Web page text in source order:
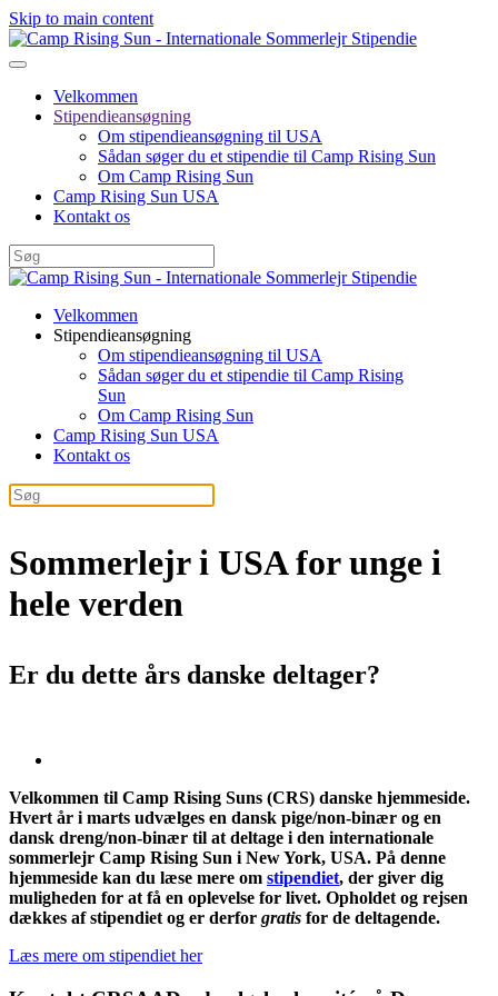
Skip to main content
Velkommen
Stipendieansøgning
Om stipendieansøgning til USA
Sådan søger du et stipendie til Camp Rising Sun
Om Camp Rising Sun
Camp Rising Sun USA
Kontakt os
Velkommen
Stipendieansøgning
Om stipendieansøgning til USA
Sådan søger du et stipendie til Camp Rising
Sun
Om Camp Rising Sun
Camp Rising Sun USA
Kontakt os
Sommerlejr i USA for unge i
hele verden
Er du dette års danske deltager?
Velkommen til Camp Rising Suns (CRS) danske hjemmeside.
Hvert år i marts udvælges en dansk pige/non-binær og en
dansk dreng/non-binær til at deltage i den internationale
sommerlejr Camp Rising Sun i New York, USA. På denne
hjemmeside kan du læse mere om stipendiet, der giver dig
muligheden for at få en oplevelse for livet. Opholdet og rejsen
dækkes af stipendiet og er derfor gratis for de deltagende.
Læs mere om stipendiet her